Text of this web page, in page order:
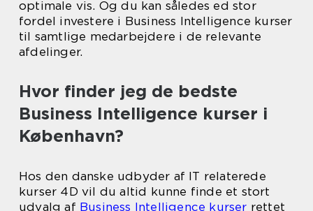
optimale vis. Og du kan således ed stor
fordel investere i Business Intelligence kurser
til samtlige medarbejdere i de relevante
afdelinger.
Hvor finder jeg de bedste
Business Intelligence kurser i
København?
Hos den danske udbyder af IT relaterede
kurser 4D vil du altid kunne finde et stort
udvalg af Business Intelligence kurser rettet